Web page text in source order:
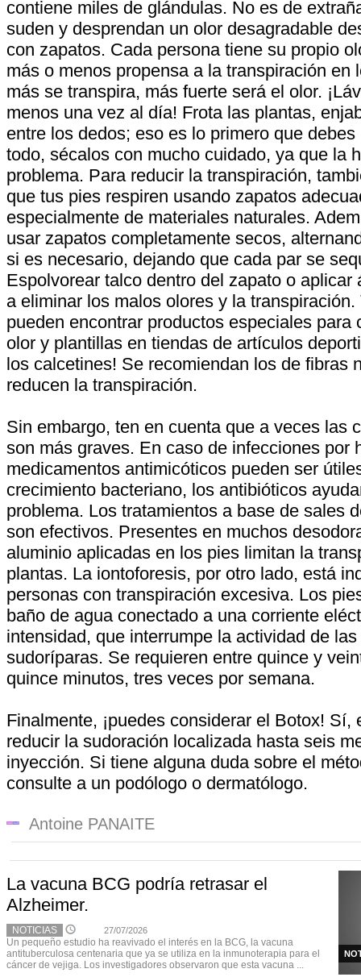
contiene miles de glándulas. No es de
suden y desprendan un olor desagradable
con zapatos. Cada persona tiene su propio
más o menos propensa a la transpiración en
más se transpira, más fuerte será el olor.
menos una vez al día! Frota las plantas,
entre los dedos; eso es lo primero que
todo, sécalos con mucho cuidado, ya que la
problema. Para reducir la transpiración,
que tus pies respiren usando zapatos
especialmente de materiales naturales.
usar zapatos completamente secos,
si es necesario, dejando que cada par se
Espolvorear talco dentro del zapato o aplicar
a eliminar los malos olores y la transpiración.
pueden encontrar productos especiales para
olor y plantillas en tiendas de artículos
los calcetines! Se recomiendan los de fibras
reducen la transpiración.
Sin embargo, ten en cuenta que a veces las
son más graves. En caso de infecciones por
medicamentos antimicóticos pueden ser
crecimiento bacteriano, los antibióticos
problema. Los tratamientos a base de sales
son efectivos. Presentes en muchos
aluminio aplicadas en los pies limitan la
plantas. La iontoforesis, por otro lado, está
personas con transpiración excesiva. Los
baño de agua conectado a una corriente
intensidad, que interrumpe la actividad de
sudoríparas. Se requieren entre quince y
quince minutos, tres veces por semana.
Finalmente, ¡puedes considerar el Botox! Sí,
reducir la sudoración localizada hasta seis
inyección. Si tiene alguna duda sobre el
consulte a un podólogo o dermatólogo.
Antoine PANAITE
La vacuna BCG podría retrasar el
Alzheimer.
NOTICIAS 27/07/2026
Un pequeño estudio ha reavivado el interés en la BCG, la vacuna
antituberculosa centenaria que ya se utiliza en la inmunoterapia para el
cáncer de vejiga. Los investigadores observaron que esta vacuna ...